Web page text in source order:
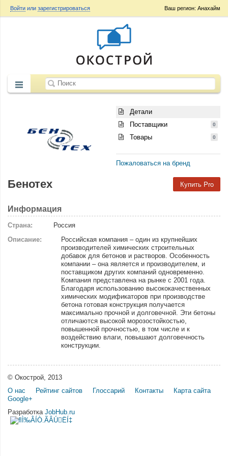
Ваш регион: Анахайм
Войти или зарегистрироваться
Детали
Поставщики
0
Товары 0
Пожаловаться на бренд
Купить Pro
Бенотех
Информация
Страна:
Россия
Описание:
Российская компания – один из крупнейших
производителей химических строительных
добавок для бетонов и растворов. Особенность
компании – она является и производителем, и
поставщиком других компаний одновременно.
Компания представлена на рынке с 2001 года.
Благодаря использованию высококачественных
химических модификаторов при производстве
бетона готовая конструкция получается
максимально прочной и долговечной. Эти бетоны
отличаются высокой морозостойкостью,
повышенной прочностью, в том числе и к
воздействию влаги, повышают долговечность
конструкции.
© Окострой, 2013
О нас
Рейтинг сайтов Глоссарий Контакты
Карта сайта
Google+
Разработка JobHub.ru